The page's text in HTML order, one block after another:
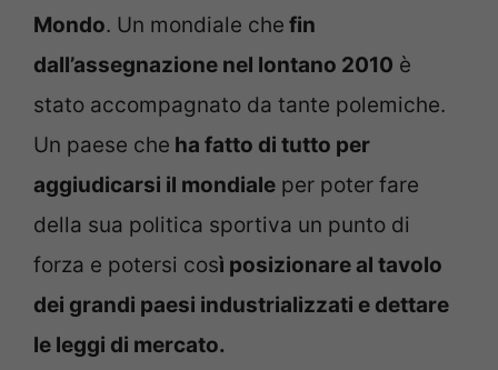
Mondo. Un mondiale che fin
dall’assegnazione nel lontano 2010 è
stato accompagnato da tante polemiche.
Un paese che ha fatto di tutto per
aggiudicarsi il mondiale per poter fare
della sua politica sportiva un punto di
forza e potersi così posizionare al tavolo
dei grandi paesi industrializzati e dettare
le leggi di mercato.